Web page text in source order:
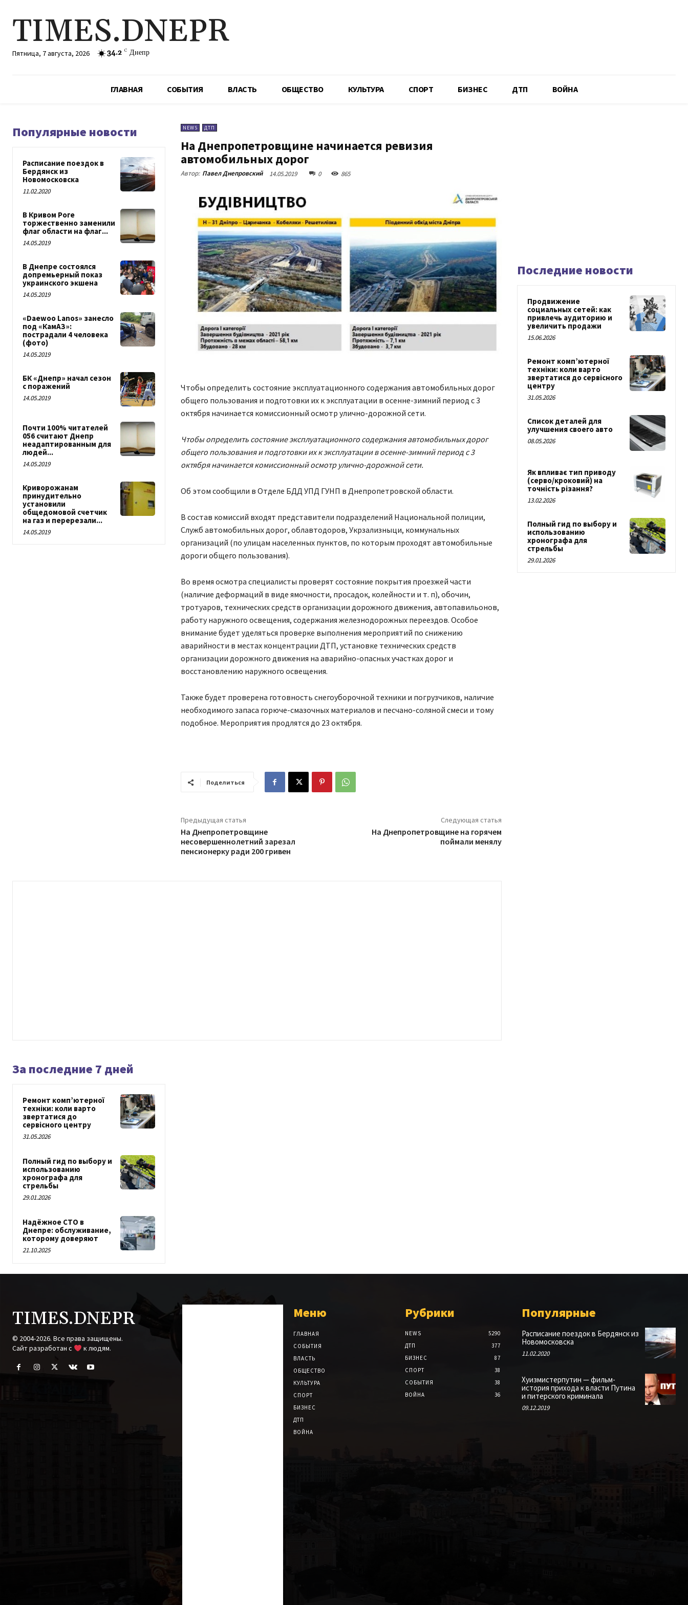
TIMES.DNEPR
Пятница, 7 августа, 2026 34.2 C Днепр
ГЛАВНАЯ СОБЫТИЯ ВЛАСТЬ ОБЩЕСТВО КУЛЬТУРА СПОРТ БИЗНЕС ДТП ВОЙНА
Популярные новости
Расписание поездок в
Бердянск из
Новомосковска
11.02.2020
В Кривом Роге
торжественно заменили
флаг области на флаг...
14.05.2019
В Днепре состоялся
допремьерный показ
украинского экшена
14.05.2019
«Daewoo Lanos» занесло
под «КамАЗ»:
пострадали 4 человека
(фото)
14.05.2019
БК «Днепр» начал сезон
с поражений
14.05.2019
Почти 100% читателей
056 считают Днепр
неадаптированным для
людей...
14.05.2019
Криворожанам
принудительно
установили
общедомовой счетчик
на газ и перерезали...
14.05.2019
NEWS ДТП
На Днепропетровщине начинается ревизия
автомобильных дорог
Автор: Павел Днепровский 14.05.2019 0 865
Чтобы определить состояние эксплуатационного содержания автомобильных дорог
общего пользования и подготовки их к эксплуатации в осенне-зимний период с 3
октября начинается комиссионный осмотр улично-дорожной сети.
Чтобы определить состояние эксплуатационного содержания автомобильных дорог
общего пользования и подготовки их к эксплуатации в осенне-зимний период с 3
октября начинается комиссионный осмотр улично-дорожной сети.
Об этом сообщили в Отделе БДД УПД ГУНП в Днепропетровской области.
В состав комиссий входят представители подразделений Национальной полиции,
Служб автомобильных дорог, облавтодоров, Укрзализныци, коммунальных
организаций (по улицам населенных пунктов, по которым проходят автомобильные
дороги общего пользования).
Во время осмотра специалисты проверят состояние покрытия проезжей части
(наличие деформаций в виде ямочности, просадок, колейности и т. п), обочин,
тротуаров, технических средств организации дорожного движения, автопавильонов,
работу наружного освещения, содержания железнодорожных переездов. Особое
внимание будет уделяться проверке выполнения мероприятий по снижению
аварийности в местах концентрации ДТП, установке технических средств
организации дорожного движения на аварийно-опасных участках дорог и
восстановлению наружного освещения.
Также будет проверена готовность снегоуборочной техники и погрузчиков, наличие
необходимого запаса горюче-смазочных материалов и песчано-соляной смеси и тому
подобное. Мероприятия продлятся до 23 октября.
Поделиться
Предыдущая статья
На Днепропетровщине
несовершеннолетний зарезал
пенсионерку ради 200 гривен
Следующая статья
На Днепропетровщине на горячем
поймали менялу
За последние 7 дней
Ремонт комп’ютерної
техніки: коли варто
звертатися до
сервісного центру
31.05.2026
Полный гид по выбору и
использованию
хронографа для
стрельбы
29.01.2026
Надёжное СТО в
Днепре: обслуживание,
которому доверяют
21.10.2025
Последние новости
Продвижение
социальных сетей: как
привлечь аудиторию и
увеличить продажи
15.06.2026
Ремонт комп’ютерної
техніки: коли варто
звертатися до сервісного
центру
31.05.2026
Список деталей для
улучшения своего авто
08.05.2026
Як впливає тип приводу
(серво/кроковий) на
точність різання?
13.02.2026
Полный гид по выбору и
использованию
хронографа для
стрельбы
29.01.2026
TIMES.DNEPR
© 2004-2026. Все права защищены.
Cайт разработан с
к людям.
Меню
ГЛАВНАЯ
СОБЫТИЯ
ВЛАСТЬ
ОБЩЕСТВО
КУЛЬТУРА
СПОРТ
БИЗНЕС
ДТП
ВОЙНА
Рубрики
NEWS
5290
ДТП
377
БИЗНЕС
87
СПОРТ
38
СОБЫТИЯ
38
ВОЙНА
36
Популярные
Расписание поездок в Бердянск из
Новомосковска
11.02.2020
Хуизмистерпутин — фильм-
история прихода к власти Путина
и питерского криминала
09.12.2019